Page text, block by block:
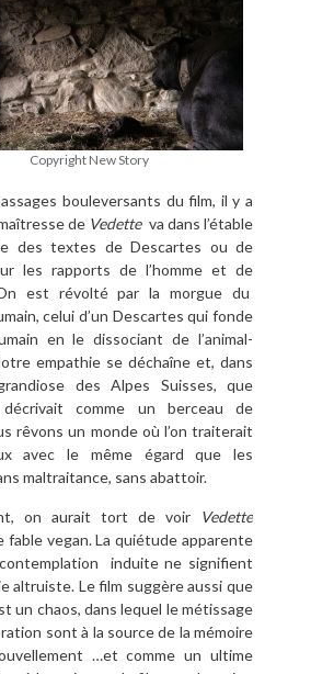
Copyright New Story
bouleversants du film, il y a
de Vedette va dans l’étable
des textes de Descartes ou de
les rapports de l’homme et de
est révolté par la morgue du
celui d’un Descartes qui fonde
en le dissociant de l’animal-
empathie se déchaîne et, dans
des Alpes Suisses, que
décrivait comme un berceau de
rêvons un monde où l’on traiterait
avec le même égard que les
maltraitance, sans abattoir.
on aurait tort de voir
Vedette
fable vegan. La quiétude apparente
induite ne signifient
altruiste. Le film suggère aussi que
un chaos, dans lequel le métissage
sont à la source de la mémoire
…et comme un ultime